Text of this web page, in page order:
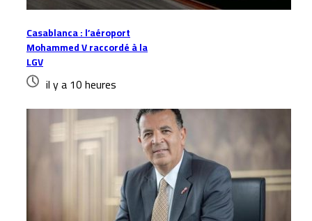
Casablanca : l’aéroport
Mohammed V raccordé à la
LGV
il y a 10 heures